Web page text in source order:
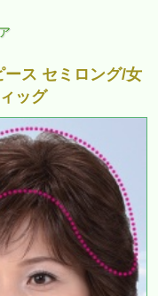
ス セミロング/女
ッグ